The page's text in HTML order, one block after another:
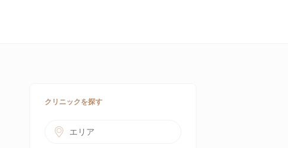
クリニックを探す
エリア